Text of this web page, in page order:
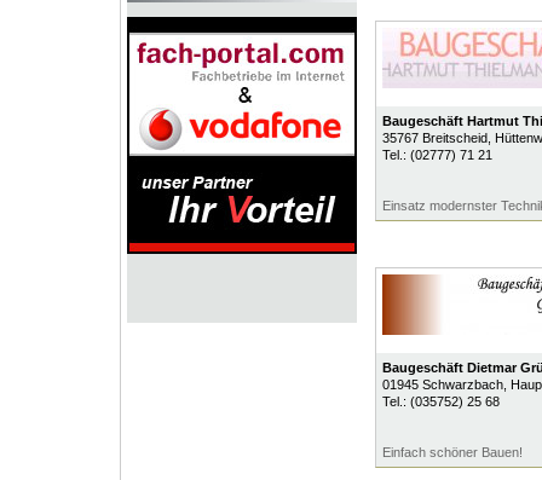
Baugeschäft Hartmut
35767 Breitscheid,
Tel.: (02777) 71 21
Einsatz modernster
Baugeschäft Dietmar
01945 Schwarzbach,
Tel.: (035752) 25 68
Einfach schöner Bauen!